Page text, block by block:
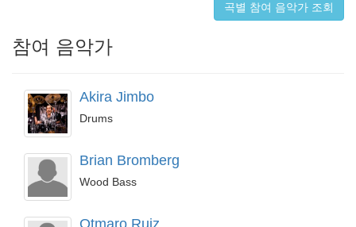
곡별 참여 음악가 조회
참여 음악가
Akira Jimbo
Drums
Brian Bromberg
Wood Bass